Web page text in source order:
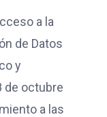
a la
de Datos
y
de octubre
a las